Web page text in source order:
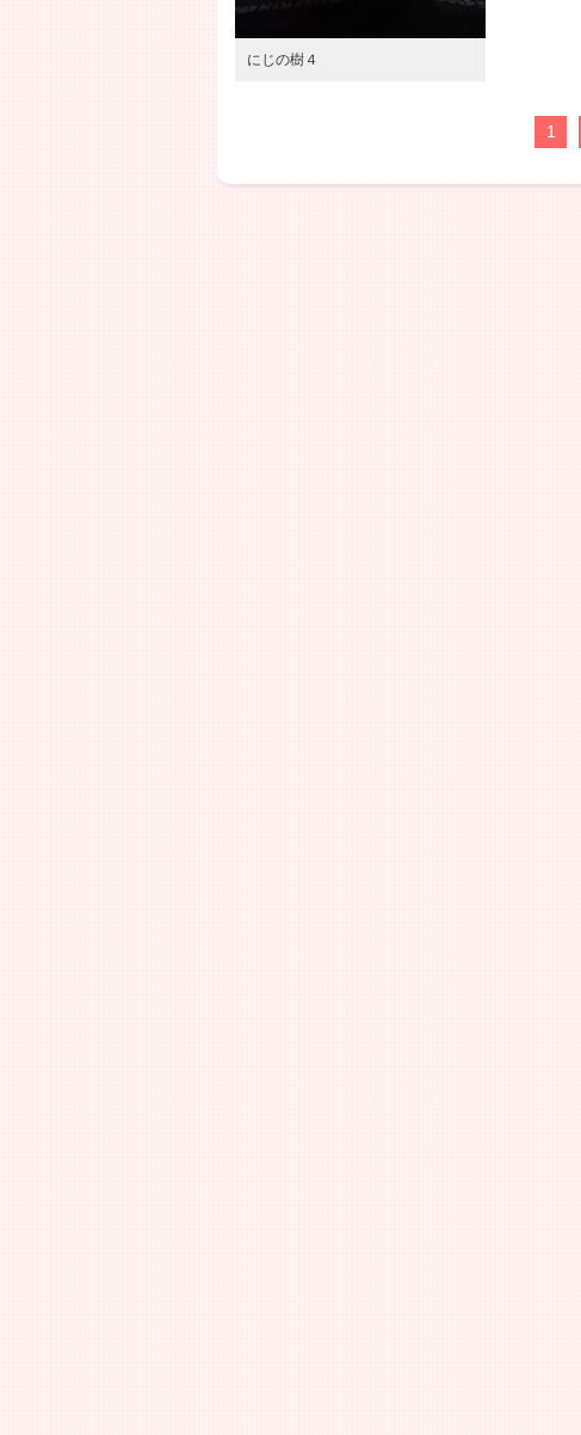
にじの樹４
1